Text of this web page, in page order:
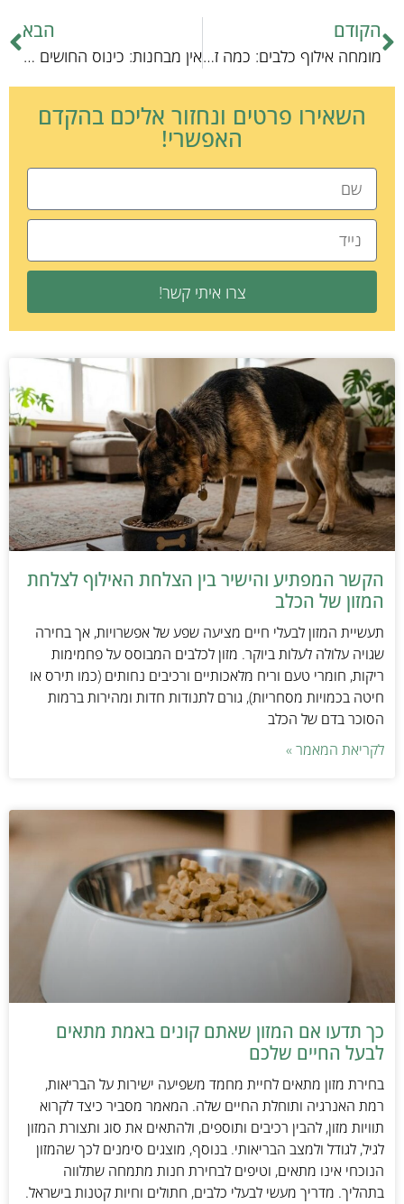
הקודם
מומחה אילוף כלבים: כמה זה עולה?
הבא
אין מבחנות: כינוס החושים של כלבים
השאירו פרטים ונחזור אליכם בהקדם
האפשרי!
צרו איתי קשר!
הקשר המפתיע והישיר בין הצלחת האילוף לצלחת
המזון של הכלב
תעשיית המזון לבעלי חיים מציעה שפע של אפשרויות, אך בחירה
שגויה עלולה לעלות ביוקר. מזון לכלבים המבוסס על פחמימות
ריקות, חומרי טעם וריח מלאכותיים ורכיבים נחותים (כמו תירס או
חיטה בכמויות מסחריות), גורם לתנודות חדות ומהירות ברמות
הסוכר בדם של הכלב
לקריאת המאמר »
כך תדעו אם המזון שאתם קונים באמת מתאים
לבעל החיים שלכם
בחירת מזון מתאים לחיית מחמד משפיעה ישירות על הבריאות,
רמת האנרגיה ותוחלת החיים שלה. המאמר מסביר כיצד לקרוא
תוויות מזון, להבין רכיבים ותוספים, ולהתאים את סוג ותצורת המזון
לגיל, לגודל ולמצב הבריאותי. בנוסף, מוצגים סימנים לכך שהמזון
הנוכחי אינו מתאים, וטיפים לבחירת חנות מתמחה שתלווה
בתהליך. מדריך מעשי לבעלי כלבים, חתולים וחיות קטנות בישראל.